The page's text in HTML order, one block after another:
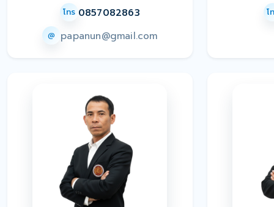
โทร 0857082863
@ papanun@gmail.com
โ